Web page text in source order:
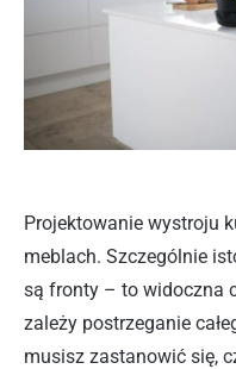
Projektowanie wystroju
meblach. Szczególnie
są fronty – to widoczna
zależy postrzeganie
musisz zastanowić się,